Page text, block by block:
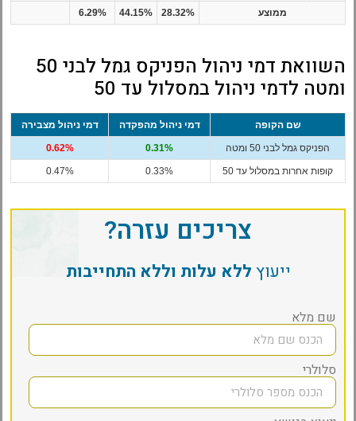
ממוצע 28.32%
44.15%
6.29%
השוואת דמי ניהול הפניקס גמל לבני 50
ומטה לדמי ניהול במסלול עד 50
שם הקופה דמי ניהול מהפקדה דמי ניהול מצבירה
הפניקס גמל לבני 50 ומטה 0.31%
0.62%
קופות אחרות במסלול עד 50 0.33%
0.47%
צריכים עזרה?
ייעוץללא עלות וללא התחייבות
שם מלא
סלולרי